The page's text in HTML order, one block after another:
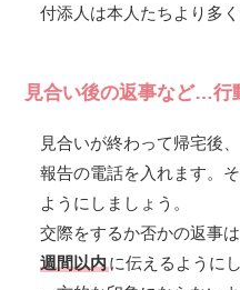
付添人は本人たちより多
見合い後の返事など…行
見合いが終わって帰宅後
報告の電話を入れます。
ようにしましょう。
交際をするか否かの返事は
週間以内に伝えるように